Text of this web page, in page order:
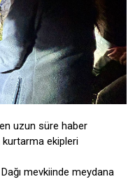
uzun süre haber
kurtarma ekipleri
mevkiinde meydana